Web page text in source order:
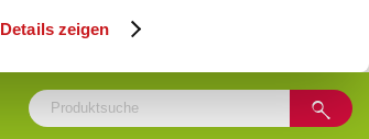
Details zeigen